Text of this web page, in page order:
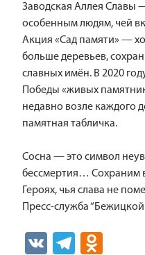
Заводская Аллея Славы
особенным людям, чей
Акция «Сад памяти» —
больше деревьев,
славных имён. В 2020
Победы «живых
недавно возле каждого
памятная табличка.
Сосна — это символ
бессмертия… Сохраним
Героях, чья слава не
Пресс-служба “Бежицкой
V
Te